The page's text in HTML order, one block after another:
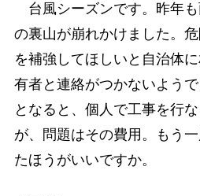
台風シーズンです。昨年
の裏山が崩れかけました。
を補強してほしいと自治体
有者と連絡がつかないようで
となると、個人で工事を行
が、問題はその費用。もう
たほうがいいですか。